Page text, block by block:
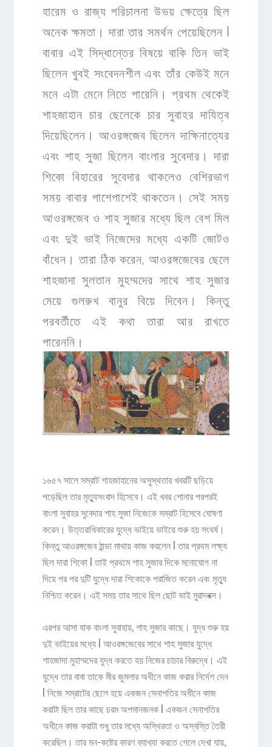
হারেম ও রাজ্য পরিচালনা উভয় ক্ষেত্রে ছিল
অনেক ক্ষমতা। দারা তার সমর্থন পেয়েছিলেন l
বাবার এই সিদ্ধান্তের বিষয়ে বাকি তিন ভাই
ছিলেন খুবই সংবেদনশীল এবং তাঁর কেউই মনে
মনে এটা মেনে নিতে পারেনি। প্রথম থেকেই
শাহজাহান চার ছেলেকে চার সুবাহর দাযিত্ব
দিয়েছিলেন। আওরঙ্গজেব ছিলেন দাক্ষিনাত্যের
এবং শাহ সুজা ছিলেন বাংলার সুবেদার। দারা
শিকো বিহারের সুবেদার থাকলেও বেশিরভাগ
সময় বাবার পাশেপাশেই থাকতেন। সেই সময়
আওরঙ্গজেব ও শাহ সুজার মধ্যে ছিল বেশ মিল
এবং দুই ভাই নিজেদের মধ্যে একটি জোটও
বাঁধেন। তারা ঠিক করেন, আওরঙ্গজেবের ছেলে
শাহজাদা সুলতান মুহম্মদের সাথে শাহ সুজার
মেয়ে গুলরুখ বানুর বিয়ে দিবেন। কিন্তু
পরবর্তীতে এই কথা তারা আর রাখতে
পারেননি।
১৬৫৭ সালে সম্রাট শাহজাহানের অসুস্থতার খবরটি ছড়িয়ে
পড়েছিল তার মৃত্যুসংবাদ হিসেবে। এই খবর শোনার পরপরই
বাংলা সুবাহর সুবেদার শাহ সুজা নিজেকে সম্রাট হিসেবে ঘোষণা
করেন। উত্তরাধিকারের যুদ্ধে ভাইয়ে ভাইয়ে শুরু হয় সংঘর্ষ।
কিন্তু আওরঙ্গজেব ঠান্ডা মাথায় কাজ করলেন l তার প্রথম লক্ষ্য
ছিল দারা শিকো l তাই প্রথমে শাহ সুজার দিকে মনোযোগ না
দিয়ে পর পর দুটি যুদ্ধে দারা শিকোকে পরাজিত করেন এবং মৃত্যু
নিশ্চিত করেন। এই সময় তার সাথে ছিল ছোট ভাই মুরাদবক্স।
এরপর আসা যাক বাংলা সুবাহায়, শাহ সুজার কাছে। যুদ্ধ শুরু হয়
দুই ভাইয়ের মধ্যে l আওরঙ্গজেবের সাথে শাহ সুজার যুদ্ধে
শাহজাদা মুহাম্মদের যুদ্ধ করতে হয় নিজের চাচার বিরুদ্ধে। এই
যুদ্ধে তার বাবা তাকে মীর জুমলার অধীনে কাজ করার নির্দেশ দেন
l নিজে সম্রাটের ছেলে হয়ে একজন সেনাপতির অধীনে কাজ
করাটা ছিল তার কাছে চরম অপমানজনক l একজন সেনাপতির
অধীনে কাজ করাটা শুধু তার মধ্যে অস্থিরতা ও অস্বস্তি তৈরী
করেছিল। তার মন-কষ্টের কারণ ব্যাখ্যা করতে গেলে দেখা যায়,